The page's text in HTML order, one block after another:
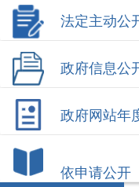
法定主动公
政府信息公
政府网站年
依申请公开